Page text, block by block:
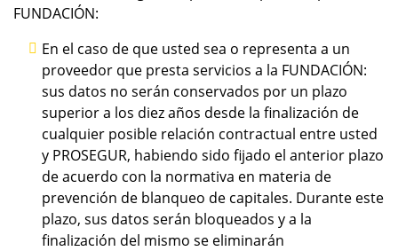
FUNDACIÓN:
En el caso de que usted sea o representa a un
proveedor que presta servicios a la FUNDACIÓN:
sus datos no serán conservados por un plazo
superior a los diez años desde la finalización de
cualquier posible relación contractual entre usted
y PROSEGUR, habiendo sido fijado el anterior plazo
de acuerdo con la normativa en materia de
prevención de blanqueo de capitales. Durante este
plazo, sus datos serán bloqueados y a la
finalización del mismo se eliminarán